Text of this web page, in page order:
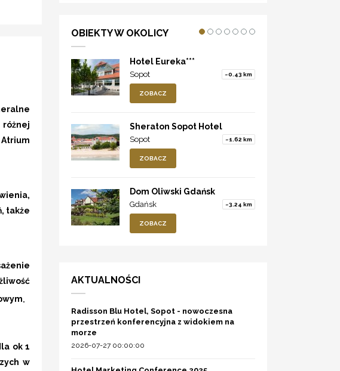
różnej
,
także
.
ok 1
w
OBIEKTY W OKOLICY
Hotel Eureka***
Sopot ~0.43 km
ZOBACZ
Sheraton Sopot Hotel
Sopot ~1.62 km
ZOBACZ
Dom Oliwski Gdańsk
Gdańsk ~3.24 km
ZOBACZ
AKTUALNOŚCI
Radisson Blu Hotel, Sopot - nowoczesna
przestrzeń konferencyjna z widokiem na
morze
2026-07-27 00:00:00